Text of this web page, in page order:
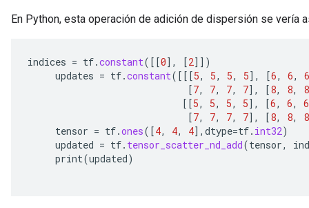
En Python, esta operación de adición de dispersión se vería
indices = tf.constant( [[0] , [2]] )
updates = tf.constant( [[[5, 5, 5, 5] , [6, 6,
6
[7, 7, 7, 7] , [8, 8,
8
[[5, 5, 5, 5] , [6, 6,
6
[7, 7, 7, 7] , [8, 8,
8
tensor = tf.ones( [4, 4, 4] , dtype=tf. int32)
updated = tf. tensor_scatter_nd_add(tensor,
print(updated)